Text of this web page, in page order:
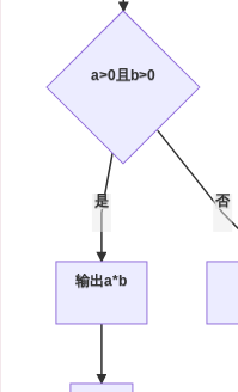
是 否
a>0且b>0
输出a*b